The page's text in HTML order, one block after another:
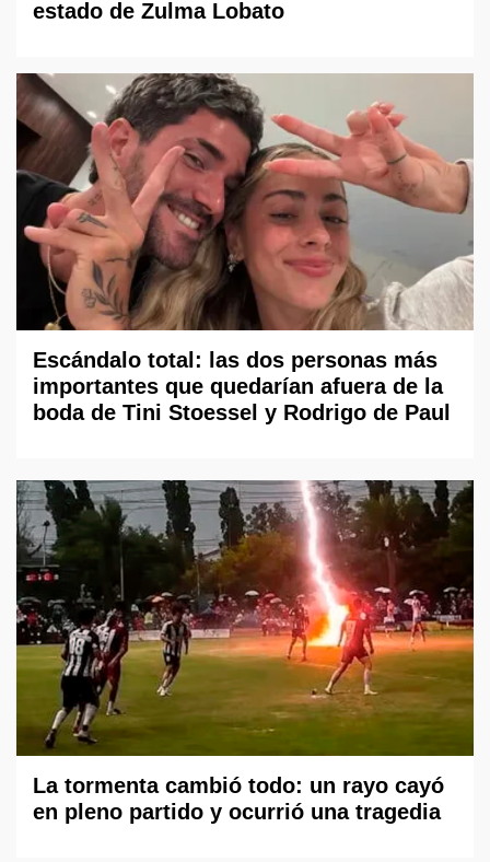
estado de Zulma Lobato
Escándalo total: las dos personas más
importantes que quedarían afuera de la
boda de Tini Stoessel y Rodrigo de Paul
La tormenta cambió todo: un rayo cayó
en pleno partido y ocurrió una tragedia